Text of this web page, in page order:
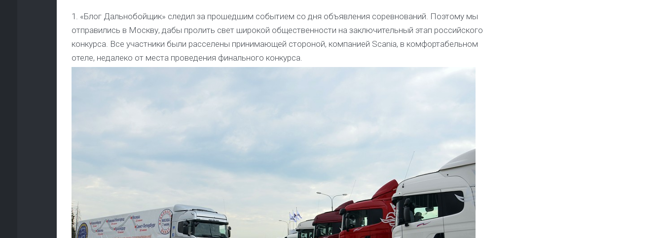
1. «Блог Дальнобойщик» следил за прошедшим событием со дня объявления соревнований. Поэтому мы
отправились в Москву, дабы пролить свет широкой общественности на заключительный этап российского
конкурса. Все участники были расселены принимающей стороной, компанией Scania, в комфортабельном
отеле, недалеко от места проведения финального конкурса.